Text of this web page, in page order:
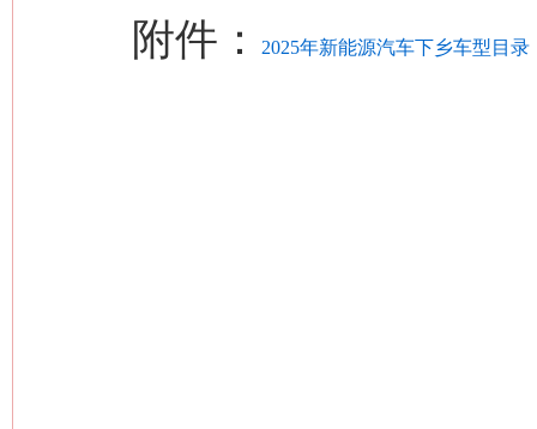
附件： 2025年新能源汽车下乡车型目录